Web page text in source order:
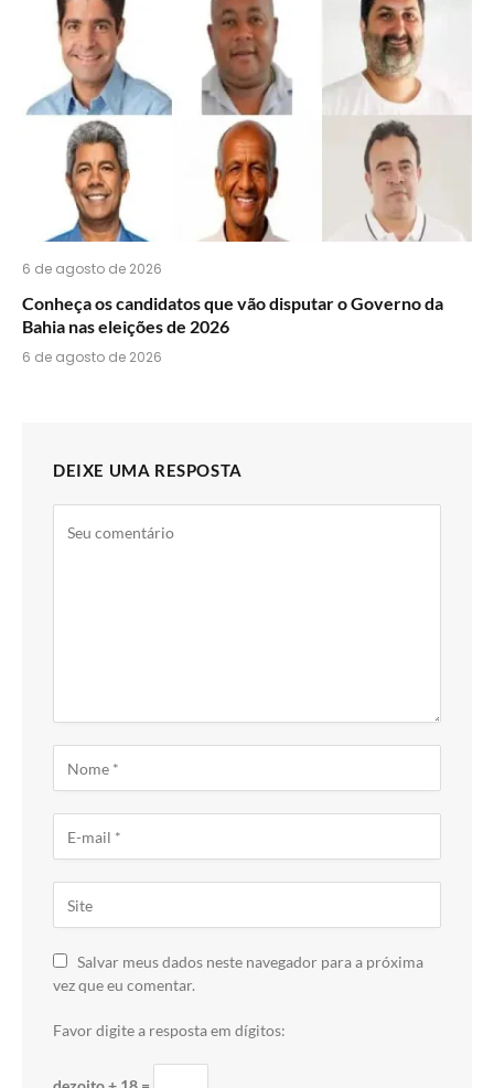
6 de agosto de 2026
Conheça os candidatos que vão disputar o Governo da
Bahia nas eleições de 2026
6 de agosto de 2026
DEIXE UMA RESPOSTA
Salvar meus dados neste navegador para a próxima
vez que eu comentar.
Favor digite a resposta em dígitos: